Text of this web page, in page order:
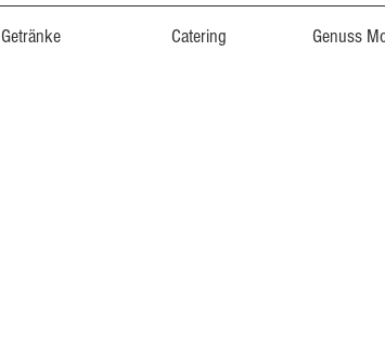
Getränke Catering Genuss